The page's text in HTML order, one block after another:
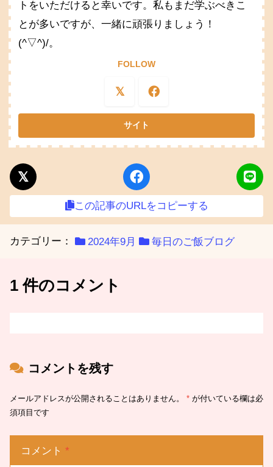
トをいただけると幸いです。私もまだ学ぶべきこ
とが多いですが、一緒に頑張りましょう！
(^▽^)/。
FOLLOW
この記事のURLをコピーする
カテゴリー： 2024年9月 毎日のご飯ブログ
1 件のコメント
コメントを残す
メールアドレスが公開されることはありません。 * が付いている欄は必
須項目です
コメント *